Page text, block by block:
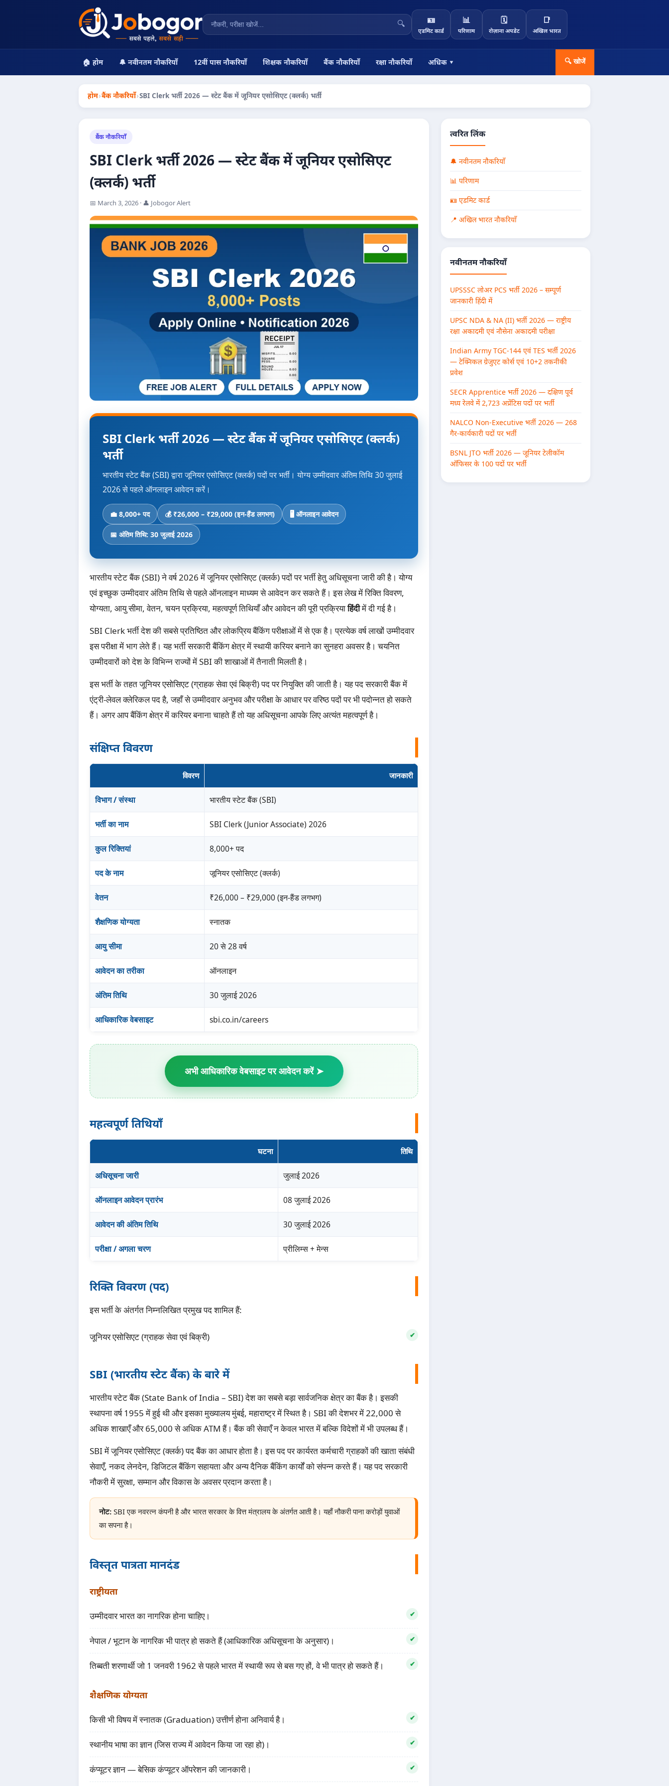
🔍 🪪
एडमिट कार्ड
📊
परिणाम
🗓️
रोज़ाना अपडेट
📑
अखिल भारत
🏠 होम 🔔 नवीनतम नौकरियाँ 12वीं पास नौकरियाँ शिक्षक नौकरियाँ बैंक नौकरियाँ रक्षा नौकरियाँ अधिक ▾ 🔍 खोजें
होम›बैंक नौकरियाँ›SBI Clerk भर्ती 2026 — स्टेट बैंक में जूनियर एसोसिएट (क्लर्क) भर्ती
बैंक नौकरियाँ
SBI Clerk भर्ती 2026 — स्टेट बैंक में जूनियर एसोसिएट
(क्लर्क) भर्ती
📅 March 3, 2026 · 👤 Jobogor Alert
SBI Clerk भर्ती 2026 — स्टेट बैंक में जूनियर एसोसिएट (क्लर्क)
भर्ती
भारतीय स्टेट बैंक (SBI) द्वारा जूनियर एसोसिएट (क्लर्क) पदों पर भर्ती। योग्य उम्मीदवार अंतिम तिथि 30 जुलाई
2026 से पहले ऑनलाइन आवेदन करें।
💼 8,000+ पद 💰 ₹26,000 – ₹29,000 (इन-हैंड लगभग) 🖥️ ऑनलाइन आवेदन
📅 अंतिम तिथि: 30 जुलाई 2026
भारतीय स्टेट बैंक (SBI) ने वर्ष 2026 में जूनियर एसोसिएट (क्लर्क) पदों पर भर्ती हेतु अधिसूचना जारी की है। योग्य
एवं इच्छुक उम्मीदवार अंतिम तिथि से पहले ऑनलाइन माध्यम से आवेदन कर सकते हैं। इस लेख में रिक्ति विवरण,
योग्यता, आयु सीमा, वेतन, चयन प्रक्रिया, महत्वपूर्ण तिथियाँ और आवेदन की पूरी प्रक्रियाहिंदीमें दी गई है।
SBI Clerk भर्ती देश की सबसे प्रतिष्ठित और लोकप्रिय बैंकिंग परीक्षाओं में से एक है। प्रत्येक वर्ष लाखों उम्मीदवार
इस परीक्षा में भाग लेते हैं। यह भर्ती सरकारी बैंकिंग क्षेत्र में स्थायी करियर बनाने का सुनहरा अवसर है। चयनित
उम्मीदवारों को देश के विभिन्न राज्यों में SBI की शाखाओं में तैनाती मिलती है।
इस भर्ती के तहत जूनियर एसोसिएट (ग्राहक सेवा एवं बिक्री) पद पर नियुक्ति की जाती है। यह पद सरकारी बैंक में
एंट्री-लेवल क्लेरिकल पद है, जहाँ से उम्मीदवार अनुभव और परीक्षा के आधार पर वरिष्ठ पदों पर भी पदोन्नत हो सकते
हैं। अगर आप बैंकिंग क्षेत्र में करियर बनाना चाहते हैं तो यह अधिसूचना आपके लिए अत्यंत महत्वपूर्ण है।
संक्षिप्त विवरण
विवरण जानकारी
विभाग / संस्था भारतीय स्टेट बैंक (SBI)
भर्ती का नाम SBI Clerk (Junior Associate) 2026
कुल रिक्तियां 8,000+ पद
पद के नाम जूनियर एसोसिएट (क्लर्क)
वेतन ₹26,000 – ₹29,000 (इन-हैंड लगभग)
शैक्षणिक योग्यता स्नातक
आयु सीमा 20 से 28 वर्ष
आवेदन का तरीका ऑनलाइन
अंतिम तिथि 30 जुलाई 2026
आधिकारिक वेबसाइट sbi.co.in/careers
अभी आधिकारिक वेबसाइट पर आवेदन करें ➤
महत्वपूर्ण तिथियाँ
घटना तिथि
अधिसूचना जारी जुलाई 2026
ऑनलाइन आवेदन प्रारंभ 08 जुलाई 2026
आवेदन की अंतिम तिथि 30 जुलाई 2026
परीक्षा / अगला चरण प्रीलिम्स + मेन्स
रिक्ति विवरण (पद)
इस भर्ती के अंतर्गत निम्नलिखित प्रमुख पद शामिल हैं:
जूनियर एसोसिएट (ग्राहक सेवा एवं बिक्री)
SBI (भारतीय स्टेट बैंक) के बारे में
भारतीय स्टेट बैंक (State Bank of India – SBI) देश का सबसे बड़ा सार्वजनिक क्षेत्र का बैंक है। इसकी
स्थापना वर्ष 1955 में हुई थी और इसका मुख्यालय मुंबई, महाराष्ट्र में स्थित है। SBI की देशभर में 22,000 से
अधिक शाखाएँ और 65,000 से अधिक ATM हैं। बैंक की सेवाएँ न केवल भारत में बल्कि विदेशों में भी उपलब्ध हैं।
SBI में जूनियर एसोसिएट (क्लर्क) पद बैंक का आधार होता है। इस पद पर कार्यरत कर्मचारी ग्राहकों की खाता संबंधी
सेवाएँ, नकद लेनदेन, डिजिटल बैंकिंग सहायता और अन्य दैनिक बैंकिंग कार्यों को संपन्न करते हैं। यह पद सरकारी
नौकरी में सुरक्षा, सम्मान और विकास के अवसर प्रदान करता है।
नोट: SBI एक नवरत्न कंपनी है और भारत सरकार के वित्त मंत्रालय के अंतर्गत आती है। यहाँ नौकरी पाना करोड़ों युवाओं
का सपना है।
विस्तृत पात्रता मानदंड
राष्ट्रीयता
उम्मीदवार भारत का नागरिक होना चाहिए।
नेपाल / भूटान के नागरिक भी पात्र हो सकते हैं (आधिकारिक अधिसूचना के अनुसार)।
तिब्बती शरणार्थी जो 1 जनवरी 1962 से पहले भारत में स्थायी रूप से बस गए हों, वे भी पात्र हो सकते हैं।
शैक्षणिक योग्यता
किसी भी विषय में स्नातक (Graduation) उत्तीर्ण होना अनिवार्य है।
स्थानीय भाषा का ज्ञान (जिस राज्य में आवेदन किया जा रहा हो)।
कंप्यूटर ज्ञान — बेसिक कंप्यूटर ऑपरेशन की जानकारी।
त्वरित लिंक
🔔 नवीनतम नौकरियाँ
📊 परिणाम
🪪 एडमिट कार्ड
📍 अखिल भारत नौकरियाँ
नवीनतम नौकरियाँ
UPSSSC लोअर PCS भर्ती 2026 – सम्पूर्ण
जानकारी हिंदी में
UPSC NDA & NA (II) भर्ती 2026 — राष्ट्रीय
रक्षा अकादमी एवं नौसेना अकादमी परीक्षा
Indian Army TGC-144 एवं TES भर्ती 2026
— टेक्निकल ग्रेजुएट कोर्स एवं 10+2 तकनीकी
प्रवेश
SECR Apprentice भर्ती 2026 — दक्षिण पूर्व
मध्य रेलवे में 2,723 अप्रेंटिस पदों पर भर्ती
NALCO Non-Executive भर्ती 2026 — 268
गैर-कार्यकारी पदों पर भर्ती
BSNL JTO भर्ती 2026 — जूनियर टेलीकॉम
ऑफिसर के 100 पदों पर भर्ती